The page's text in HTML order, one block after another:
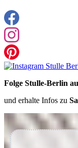
Folge Stulle-Berlin
und erhalte Infos zu